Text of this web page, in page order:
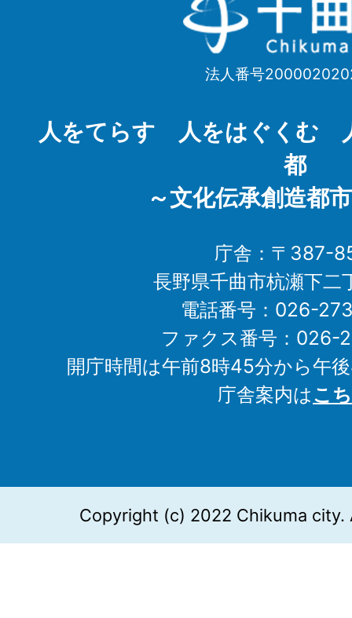
曲
Chikuma
法人番号
人をてらす 人をはぐくむ
都
～文化伝承創造都
庁舎：〒387-
長野県千曲市杭瀬下二
電話番号：026-
ファクス番号：026-
開庁時間は午前8時45分から午
庁舎案内はこ
Copyright (c) 2022 Chikuma city.